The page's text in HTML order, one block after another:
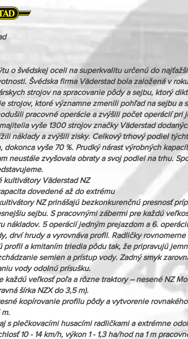
o švédskej oceli na superkvalitu určenú do
Švédska firma Väderstad bola založená v
strojov na spracovanie pôdy a sejbu, ktorý
strojov, ktoré významne zmenili pohľad na sejbu a
pracovné operácie a zvýšili počet operácií
vyše 1300 strojov značky Väderstad
náklady a zvýšili zisky. Celkový trhový podiel
dokonca vyše 70 %. Prudký nárast výrobných
neustále zvyšovala obraty a svoj podiel na trhu.
kultivátory Väderstad NZ
dovedené až do extrému
NZ prinášajú bezkonkurenčnú presnosť
sejbu. S pracovnými zábermi pre každú
nákladov. 5 operácií jedným prejazdom a 6.
drví hrudy a vyrovnáva profil. Radličky
profil a kmitaním triedia pôdu tak, že pripravujú
semien a prístup vody. Zadný smyk
vody odolnú prísušku.
každú veľkosť poľa a rôzne traktory – nesené NZ
šírka NZX do 3,5 m).
kopírovanie profilu pôdy a vytvorenie
m.
s plečkovacími husacími radličkami a extrémne
10 - 14 km/h, výkon 1 - 1,3 ha/hod na 1 m